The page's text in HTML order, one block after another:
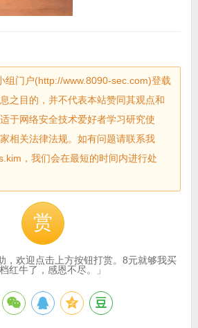
组门户(http://www.8090-sec.com)登载
之目的，并不代表本站赞同其观点和
于网络安全技术爱好者学习研究使
相关法律法规。如有问题请联系我
，我们会在最短的时间内进行处
赏
，欢迎点击上方按钮打赏。8元就够我买
红牛了，感恩不尽。」